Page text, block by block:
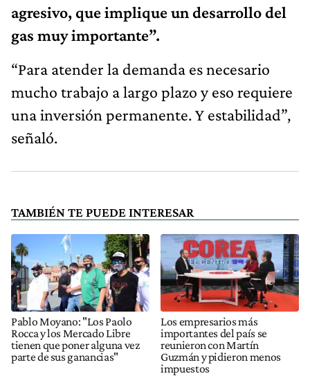
agresivo, que implique un desarrollo del
gas muy importante”.
“Para atender la demanda es necesario
mucho trabajo a largo plazo y eso requiere
una inversión permanente. Y estabilidad”,
señaló.
TAMBIÉN TE PUEDE INTERESAR
Pablo Moyano: "Los Paolo
Rocca y los Mercado Libre
tienen que poner alguna vez
parte de sus ganancias"
Los empresarios más
importantes del país se
reunieron con Martín
Guzmán y pidieron menos
impuestos